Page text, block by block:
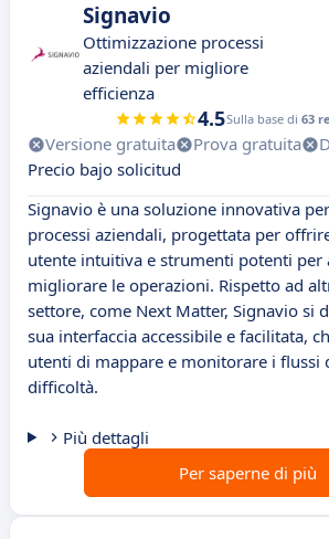
Signavio
Ottimizzazione processi
aziendali per migliore
efficienza
4.5Sulla base di 63
Versione gratuita Prova gratuita
Precio bajo solicitud
Signavio è una soluzione innovativa
processi aziendali, progettata per
utente intuitiva e strumenti potenti per
migliorare le operazioni. Rispetto ad
settore, come Next Matter, Signavio si
sua interfaccia accessibile e facilitata,
utenti di mappare e monitorare i flussi
difficoltà.
Più dettagli
Per saperne di più